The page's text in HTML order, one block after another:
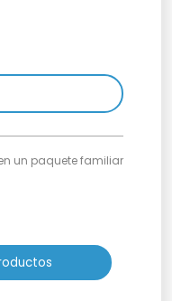
un paquete familiar